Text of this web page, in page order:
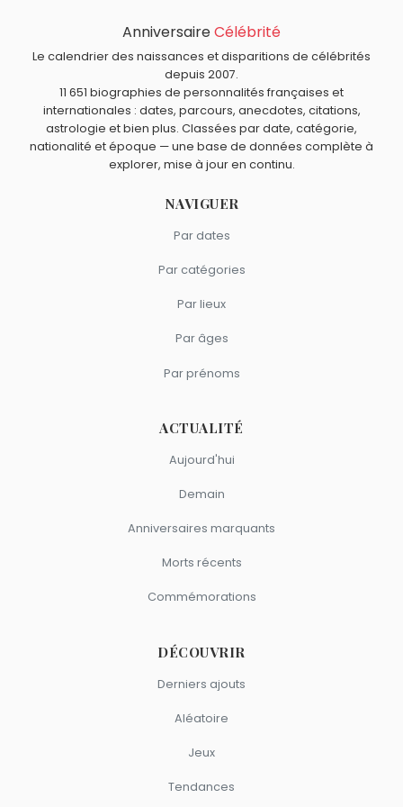
Georges Lemaître Louis le Pieux ,Jean-Claude Bouillaud
comme Jack Kilby.
Quels inventeurs sont du signe Scorpion comme Jack
Nicolas AppertetJames Naismith
signe Scorpion.
AnniversaireCélébrité
Le calendrier des naissances et disparitions de célébrités
depuis 2007.
11 651 biographies de personnalités françaises et
internationales : dates, parcours, anecdotes, citations,
astrologie et bien plus. Classées par date, catégorie,
nationalité et époque — une base de données complète à
explorer, mise à jour en continu.
NAVIGUER
Par dates
Par catégories
Par lieux
Par âges
Par prénoms
ACTUALITÉ
Aujourd'hui
Demain
Anniversaires marquants
Morts récents
Commémorations
DÉCOUVRIR
Derniers ajouts
Aléatoire
Jeux
Tendances